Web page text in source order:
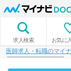
求人検索 お気に
医師求人・転職のマイ